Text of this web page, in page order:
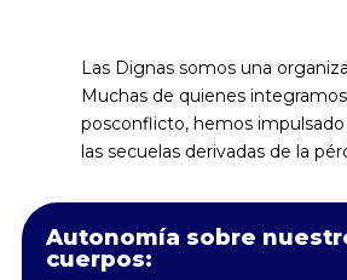
Las Dignas somos una
Muchas de quienes
posconflicto, hemos
las secuelas derivadas de la
Autonomía sobre
cuerpos: